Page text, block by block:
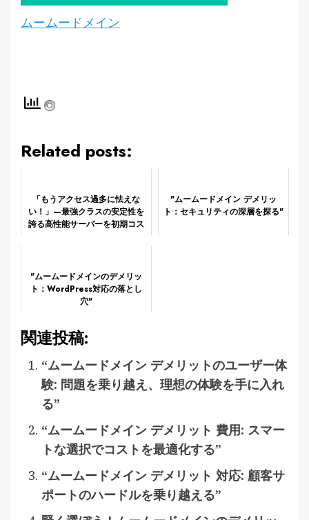
ムームードメイン
Related posts:
「もうアクセス過多に怯えな
い！」—最強クラスの安定性を
誇る高性能サーバーを初期コス
"ムームードメイン デメリッ
ト：セキュリティの深層を探る"
"ムームードメインのデメリッ
ト：WordPress対応の落とし
穴"
関連投稿:
“ムームードメイン デメリットのユーザー体
験: 問題を乗り越え、理想の体験を手に入れ
る”
“ムームードメイン デメリット 費用: スマー
トな選択でコストを最適化する”
“ムームードメイン デメリット 対応: 顧客サ
ポートのハードルを乗り越える”